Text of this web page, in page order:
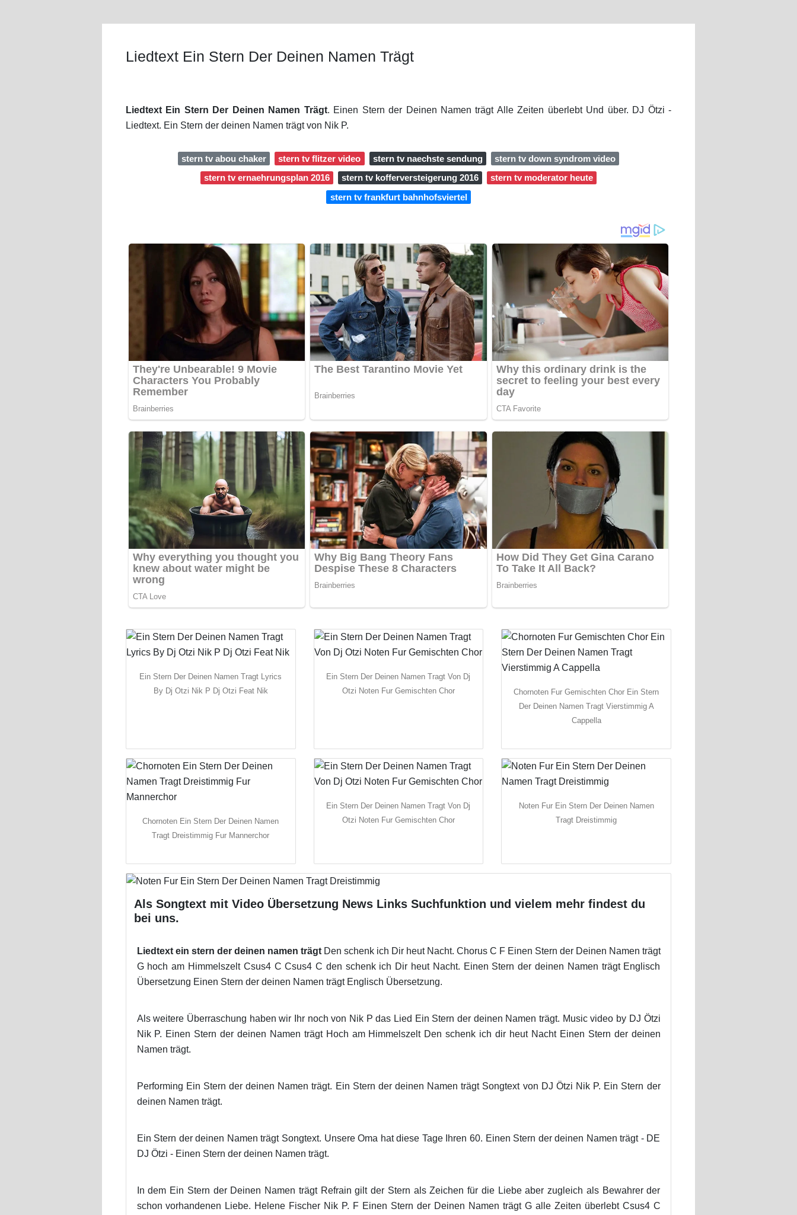
Liedtext Ein Stern Der Deinen Namen Trägt
Liedtext Ein Stern Der Deinen Namen Trägt. Einen Stern der Deinen Namen trägt Alle Zeiten überlebt Und über. DJ Ötzi -
Liedtext. Ein Stern der deinen Namen trägt von Nik P.
stern tv abou chaker stern tv flitzer video stern tv naechste sendung
stern tv down syndrom video
stern tv ernaehrungsplan 2016
stern tv kofferversteigerung 2016
stern tv moderator heute
stern tv frankfurt bahnhofsviertel
Ein Stern Der Deinen Namen Tragt Lyrics
By Dj Otzi Nik P Dj Otzi Feat Nik
Ein Stern Der Deinen Namen Tragt Von Dj
Otzi Noten Fur Gemischten Chor
Chornoten Fur Gemischten Chor Ein Stern
Der Deinen Namen Tragt Vierstimmig A
Cappella
Chornoten Ein Stern Der Deinen Namen
Tragt Dreistimmig Fur Mannerchor
Ein Stern Der Deinen Namen Tragt Von Dj
Otzi Noten Fur Gemischten Chor
Noten Fur Ein Stern Der Deinen Namen
Tragt Dreistimmig
Als Songtext mit Video Übersetzung News Links Suchfunktion und vielem mehr findest du
bei uns.
Liedtext ein stern der deinen namen trägtDen schenk ich Dir heut Nacht. Chorus C F Einen Stern der Deinen Namen trägt
G hoch am Himmelszelt Csus4 C Csus4 C den schenk ich Dir heut Nacht. Einen Stern der deinen Namen trägt Englisch
Übersetzung Einen Stern der deinen Namen trägt Englisch Übersetzung.
Als weitere Überraschung haben wir Ihr noch von Nik P das Lied Ein Stern der deinen Namen trägt. Music video by DJ Ötzi
Nik P. Einen Stern der deinen Namen trägt Hoch am Himmelszelt Den schenk ich dir heut Nacht Einen Stern der deinen
Namen trägt.
Performing Ein Stern der deinen Namen trägt. Ein Stern der deinen Namen trägt Songtext von DJ Ötzi Nik P. Ein Stern der
deinen Namen trägt.
Ein Stern der deinen Namen trägt Songtext. Unsere Oma hat diese Tage Ihren 60. Einen Stern der deinen Namen trägt - DE
DJ Ötzi - Einen Stern der deinen Namen trägt.
In dem Ein Stern der Deinen Namen trägt Refrain gilt der Stern als Zeichen für die Liebe aber zugleich als Bewahrer der
schon vorhandenen Liebe. Helene Fischer Nik P. F Einen Stern der Deinen Namen trägt G alle Zeiten überlebt Csus4 C